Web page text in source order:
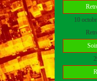
10